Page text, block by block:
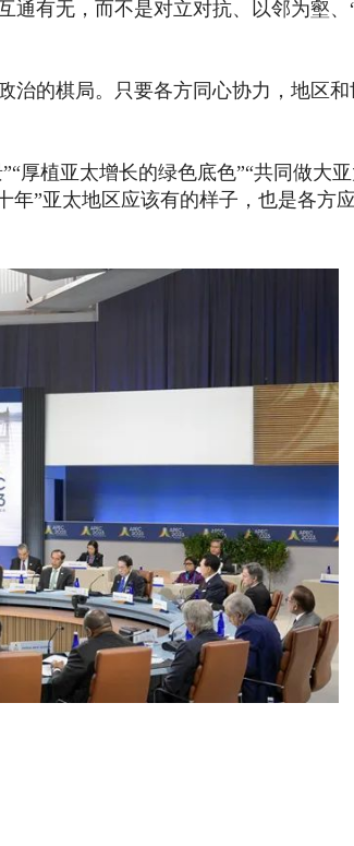
通有无，而不是对立对抗、以邻为壑、
治的棋局。只要各方同心协力，地区和
厚植亚太增长的绿色底色”“共同做大
”亚太地区应该有的样子，也是各方